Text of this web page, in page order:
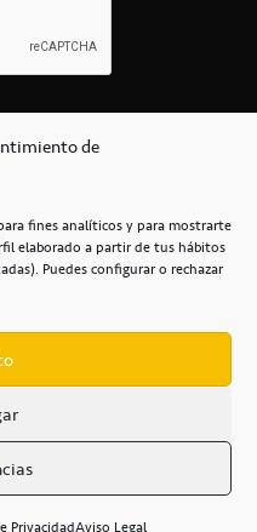
de
fines analíticos y para mostrarte
elaborado a partir de tus hábitos
Puedes configurar o rechazar
PrivacidadAviso Legal
– La Laguna
POLÍTICA DE COOKIES /
CONDICIONES